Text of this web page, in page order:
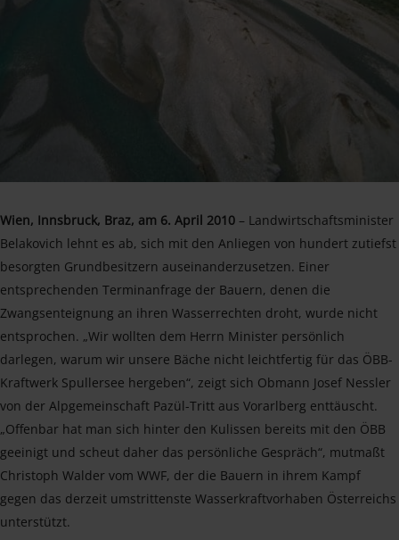
Wien, Innsbruck, Braz, am 6. April 2010 – Landwirtschaftsminister
Belakovich lehnt es ab, sich mit den Anliegen von hundert zutiefst
besorgten Grundbesitzern auseinanderzusetzen. Einer
entsprechenden Terminanfrage der Bauern, denen die
Zwangsenteignung an ihren Wasserrechten droht, wurde nicht
entsprochen. „Wir wollten dem Herrn Minister persönlich
darlegen, warum wir unsere Bäche nicht leichtfertig für das ÖBB-
Kraftwerk Spullersee hergeben“, zeigt sich Obmann Josef Nessler
von der Alpgemeinschaft Pazül-Tritt aus Vorarlberg enttäuscht.
„Offenbar hat man sich hinter den Kulissen bereits mit den ÖBB
geeinigt und scheut daher das persönliche Gespräch“, mutmaßt
Christoph Walder vom WWF, der die Bauern in ihrem Kampf
gegen das derzeit umstrittenste Wasserkraftvorhaben Österreichs
unterstützt.